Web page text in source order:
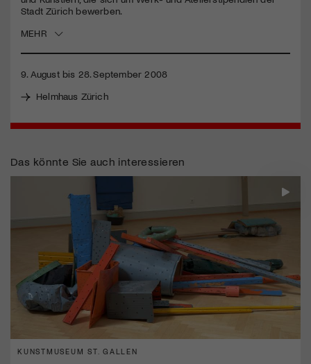
Stadt Zürich bewerben.
MEHR
9. August bis 28. September 2008
Helmhaus Zürich
Das könnte Sie auch interessieren
KUNSTMUSEUM ST. GALLEN
Jetzt Mitglied werden